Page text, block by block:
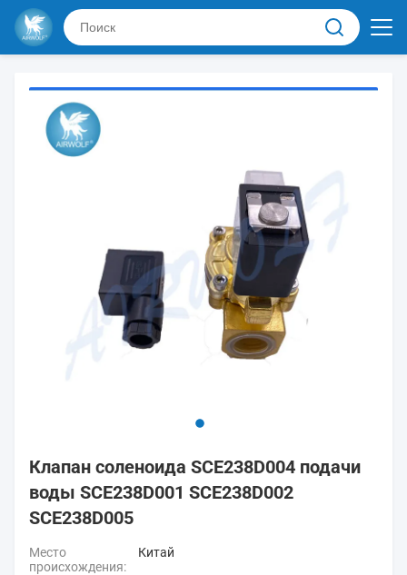
Клапан соленоида SCE238D004 подачи
воды SCE238D001 SCE238D002
SCE238D005
Место
происхождения:
Китай